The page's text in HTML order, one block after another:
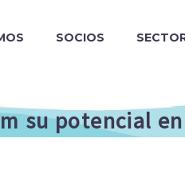
SOCIOS
su potencial